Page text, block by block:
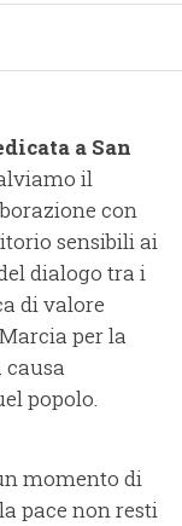
a San
il
con
sensibili ai
dialogo tra i
di valore
per la
popolo.
momento di
pace non resti